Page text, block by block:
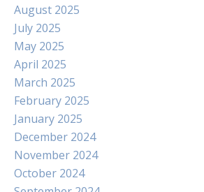
August 2025
July 2025
May 2025
April 2025
March 2025
February 2025
January 2025
December 2024
November 2024
October 2024